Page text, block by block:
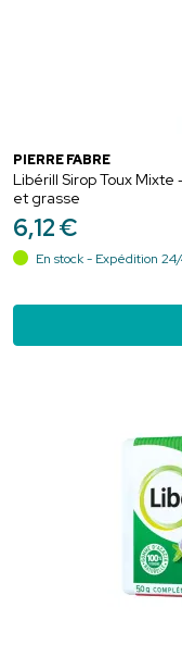
PIERRE FABRE
Libérill Sirop Toux
et grasse
6,12€
En stock - Expédition